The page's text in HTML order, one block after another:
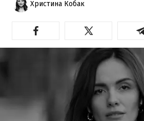
Христина Кобак